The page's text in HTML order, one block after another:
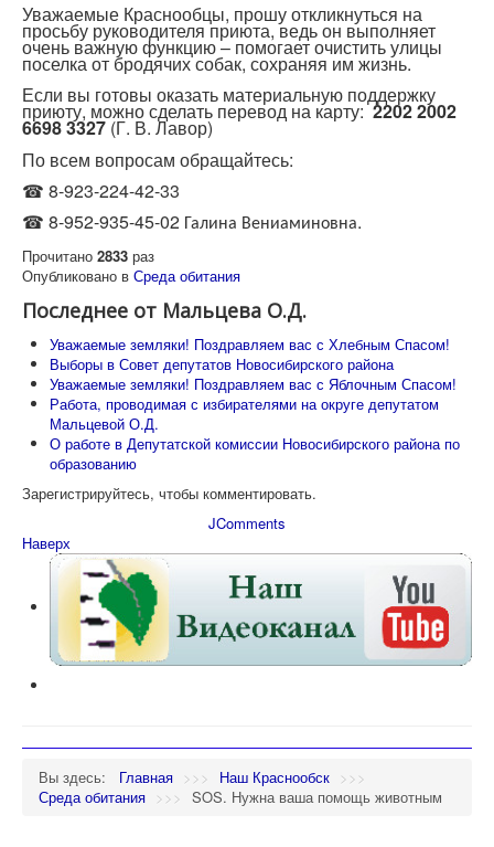
Уважаемые Краснообцы, прошу откликнуться на
просьбу руководителя приюта, ведь он выполняет
очень важную функцию – помогает очистить улицы
поселка от бродячих собак, сохраняя им жизнь.
Если вы готовы оказать материальную поддержку
приюту, можно сделать перевод на карту:2202 2002
6698 3327 (Г. В. Лавор)
По всем вопросам обращайтесь:
☎ 8-923-224-42-33
☎ 8-952-935-45-02
Галина Вениаминовна.
Прочитано 2833 раз
Опубликовано в Среда обитания
Последнее от Мальцева О.Д.
Уважаемые земляки! Поздравляем вас с Хлебным Спасом!
Выборы в Совет депутатов Новосибирского района
Уважаемые земляки! Поздравляем вас с Яблочным Спасом!
Работа, проводимая с избирателями на округе депутатом
Мальцевой О.Д.
О работе в Депутатской комиссии Новосибирского района по
образованию
Зарегистрируйтесь, чтобы комментировать.
JComments
Наверх
Вы здесь: Главная >>> Наш Краснообск >>>
Среда обитания >>> SOS. Нужна ваша помощь животным